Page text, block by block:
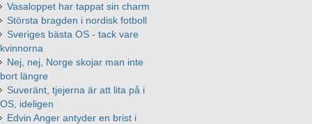
Vasaloppet har tappat sin charm
Största bragden i nordisk fotboll
Sveriges bästa OS - tack vare
kvinnorna
Nej, nej, Norge skojar man inte
bort längre
Suveränt, tjejerna är att lita på i
OS, ideligen
Edvin Anger antyder en brist i